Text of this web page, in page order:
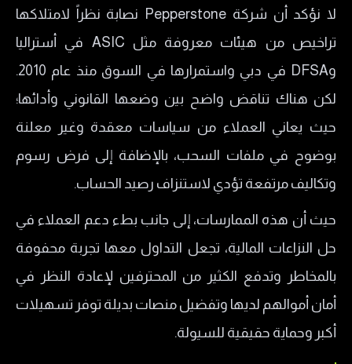
لا نؤكد أن شركة Pepperstone نصابة نظراً لامتلاكها
تراخيص من هيئات معروفة مثل ASIC في أستراليا
وDFSA في دبي واستمرارها في السوق منذ عام 2010.
لكن هناك تناقض واضح بين وضعها القانوني وأدائها؛
حيث يعاني العملاء من سياسات معقدة وغير معلنة
بوضوح في ملفات السحب، بالإضافة إلى فرض رسوم
وتكاليف مرتفعة تؤدي لاستنزاف رصيد الحساب.
حيث أن هذه الممارسات، إلى جانب بطء دعم العملاء في
حل النزاعات المالية، تجعل التداول معها تجربة محفوفة
بالمخاطر وتدفع الكثير من المحترفين لإعادة النظر في
أمان أموالهم لديها وتفضيل منصات بديلة توفر تسهيلات
أكبر وحماية حقيقية للسيولة.